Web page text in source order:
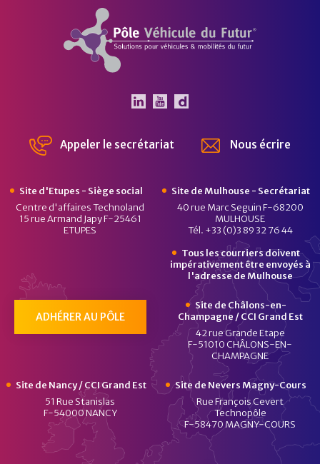
Pôle Véhicule du Futur
Appeler le secrétariat Nous écrire
Site d'Etupes - Siège social
Centre d'affaires Technoland
15 rue Armand Japy F-25461
ETUPES
Site de Mulhouse - Secrétariat
40 rue Marc Seguin F-68200
MULHOUSE
Tél. +33 (0)3 89 32 76 44
Tous les courriers doivent
impérativement être envoyés à
l'adresse de Mulhouse
ADHÉRER AU PÔLE
Site de Châlons-en-
Champagne / CCI Grand Est
42 rue Grande Etape
F-51010 CHÂLONS-EN-
CHAMPAGNE
Site de Nancy / CCI Grand Est
51 Rue Stanislas
F-54000 NANCY
Site de Nevers Magny-Cours
Rue François Cevert
Technopôle
F-58470 MAGNY-COURS